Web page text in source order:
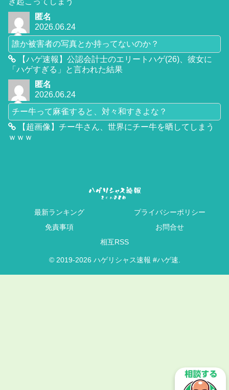
匿名
2026.06.24
誰か被害者の写真とか持ってないのか？
【ハゲ速報】公認会計士のエリートハゲ(26)、彼女に
「ハゲすぎる」と言われた結果
匿名
2026.06.24
チー牛って麻雀すると、対々和すきよな？
【超画像】チー牛さん、世界にチー牛を晒してしまう
ｗｗｗ
最新ランキング
プライバシーポリシー
免責事項
お問合せ
相互RSS
© 2019-2026 ハゲリシャス速報 #ハゲ速.